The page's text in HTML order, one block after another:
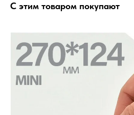
С этим товаром покупают